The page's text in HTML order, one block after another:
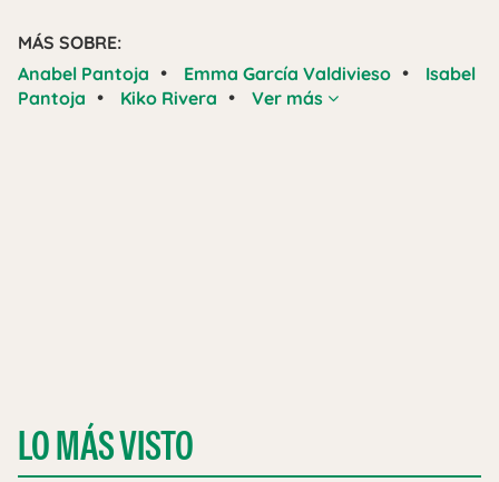
MÁS SOBRE:
Anabel Pantoja • Emma García Valdivieso •
Isabel
Pantoja • Kiko Rivera • Ver más
LO MÁS VISTO